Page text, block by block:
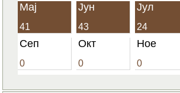
Мај
41
Јун
43
Јул
24
Сеп
0
Окт
0
Ное
0